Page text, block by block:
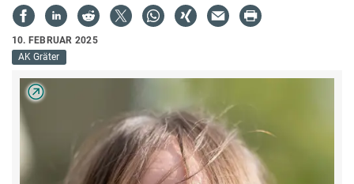
10. FEBRUAR 2025
AK Gräter